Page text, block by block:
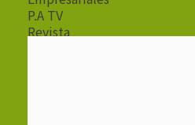
P.A TV
Revista